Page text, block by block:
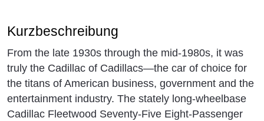
Kurzbeschreibung
From the late 1930s through the mid-1980s, it was
truly the Cadillac of Cadillacs—the car of choice for
the titans of American business, government and the
entertainment industry. The stately long-wheelbase
Cadillac Fleetwood Seventy-Five Eight-Passenger